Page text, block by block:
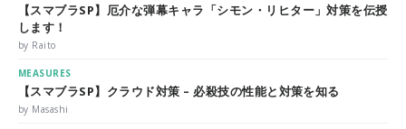
【スマブラSP】厄介な弾幕キャラ「シモン・リヒター」対策を伝授
します！
by Raito
MEASURES
【スマブラSP】クラウド対策 – 必殺技の性能と対策を知る
by Masashi